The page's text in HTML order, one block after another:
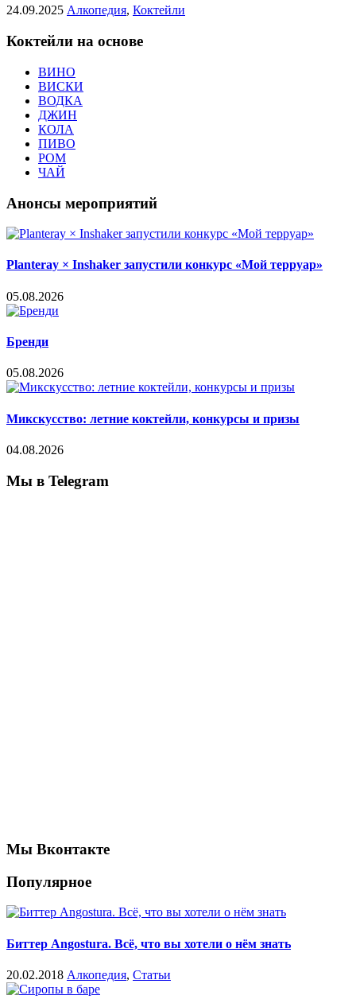
24.09.2025 Алкопедия, Коктейли
Коктейли на основе
ВИНО
ВИСКИ
ВОДКА
ДЖИН
КОЛА
ПИВО
РОМ
ЧАЙ
Анонсы мероприятий
Planteray × Inshaker запустили конкурс «Мой терруар»
05.08.2026
Бренди
05.08.2026
Микскусство: летние коктейли, конкурсы и призы
04.08.2026
Мы в Telegram
Мы Вконтакте
Популярное
Биттер Angostura. Всё, что вы хотели о нём знать
20.02.2018 Алкопедия, Статьи